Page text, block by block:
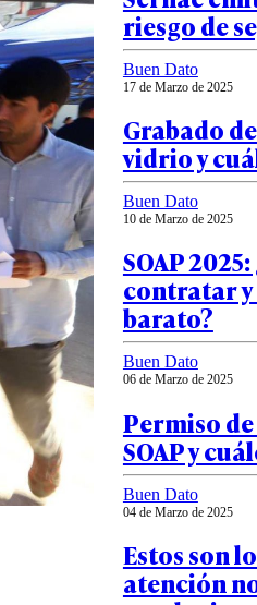
riesgo de
Buen Dato
17 de Marzo de 2025
Grabado
vidrio y
Buen Dato
10 de Marzo de 2025
SOAP
contratar y
barato?
Buen Dato
06 de Marzo de 2025
Permiso
SOAP y
Buen Dato
04 de Marzo de 2025
Estos son
atención